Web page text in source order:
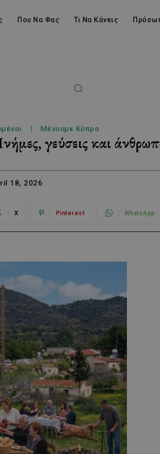
Που Να Φας Τι Να Κάνεις
Μένουμε Κύπρο
γεύσεις και
18, 2026
X Pinterest WhatsApp